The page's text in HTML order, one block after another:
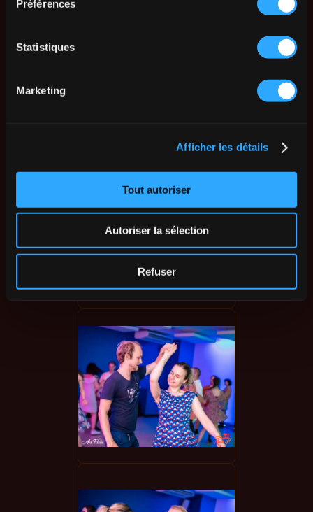
Préférences
Statistiques
Marketing
Afficher les détails
Tout autoriser
Autoriser la sélection
Refuser